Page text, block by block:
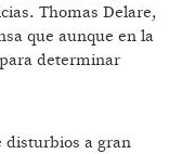
Thomas Delare,
que aunque en la
determinar
disturbios a gran